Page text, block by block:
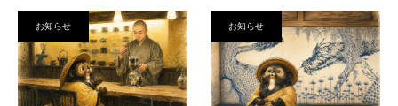
お知らせ お知らせ